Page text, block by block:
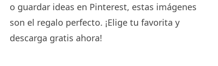
o guardar ideas en Pinterest, estas imágenes
son el regalo perfecto. ¡Elige tu favorita y
descarga gratis ahora!